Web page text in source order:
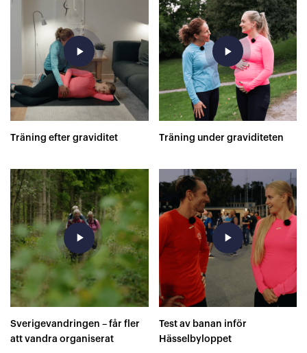
play_arrow
Träning efter graviditet
play_arrow
Träning under graviditeten
play_arrow
Sverigevandringen – får fler
att vandra organiserat
play_arrow
Test av banan inför
Hässelbyloppet